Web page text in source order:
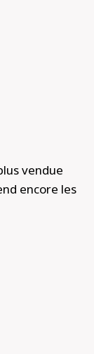
vendue
encore les